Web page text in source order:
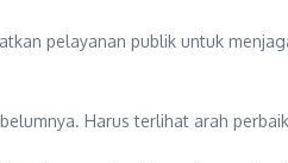
pelayanan publik untuk
Harus terlihat arah